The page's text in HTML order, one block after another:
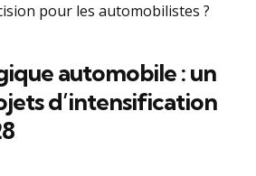
pour les automobilistes ?
automobile : un
d’intensification